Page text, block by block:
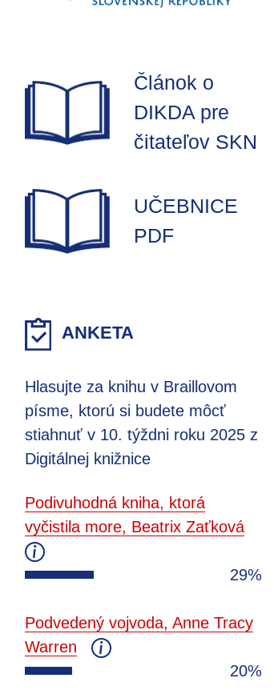
Článok o
DIKDA pre
čitateľov SKN
UČEBNICE
PDF
ANKETA
Hlasujte za knihu v Braillovom
písme, ktorú si budete môcť
stiahnuť v 10. týždni roku 2025 z
Digitálnej knižnice
Podivuhodná kniha, ktorá
vyčistila more, Beatrix Zaťková
29%
Podvedený vojvoda, Anne Tracy
Warren
20%